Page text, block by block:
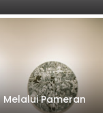
Pameran